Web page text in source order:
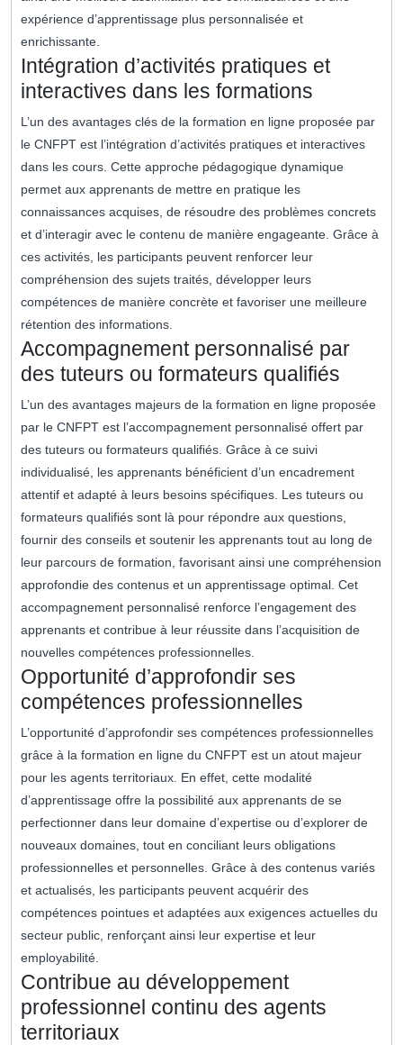
expérience d’apprentissage plus personnalisée et
enrichissante.
Intégration d’activités pratiques et
interactives dans les formations
L’un des avantages clés de la formation en ligne proposée par
le CNFPT est l’intégration d’activités pratiques et interactives
dans les cours. Cette approche pédagogique dynamique
permet aux apprenants de mettre en pratique les
connaissances acquises, de résoudre des problèmes concrets
et d’interagir avec le contenu de manière engageante. Grâce à
ces activités, les participants peuvent renforcer leur
compréhension des sujets traités, développer leurs
compétences de manière concrète et favoriser une meilleure
rétention des informations.
Accompagnement personnalisé par
des tuteurs ou formateurs qualifiés
L’un des avantages majeurs de la formation en ligne proposée
par le CNFPT est l’accompagnement personnalisé offert par
des tuteurs ou formateurs qualifiés. Grâce à ce suivi
individualisé, les apprenants bénéficient d’un encadrement
attentif et adapté à leurs besoins spécifiques. Les tuteurs ou
formateurs qualifiés sont là pour répondre aux questions,
fournir des conseils et soutenir les apprenants tout au long de
leur parcours de formation, favorisant ainsi une compréhension
approfondie des contenus et un apprentissage optimal. Cet
accompagnement personnalisé renforce l’engagement des
apprenants et contribue à leur réussite dans l’acquisition de
nouvelles compétences professionnelles.
Opportunité d’approfondir ses
compétences professionnelles
L’opportunité d’approfondir ses compétences professionnelles
grâce à la formation en ligne du CNFPT est un atout majeur
pour les agents territoriaux. En effet, cette modalité
d’apprentissage offre la possibilité aux apprenants de se
perfectionner dans leur domaine d’expertise ou d’explorer de
nouveaux domaines, tout en conciliant leurs obligations
professionnelles et personnelles. Grâce à des contenus variés
et actualisés, les participants peuvent acquérir des
compétences pointues et adaptées aux exigences actuelles du
secteur public, renforçant ainsi leur expertise et leur
employabilité.
Contribue au développement
professionnel continu des agents
territoriaux